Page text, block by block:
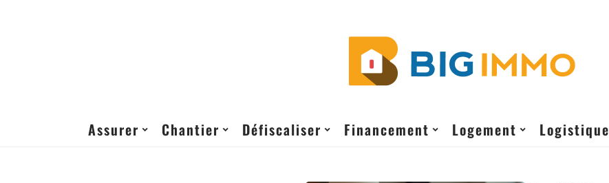
Assurer Chantier Défiscaliser Financement Logement Logistique